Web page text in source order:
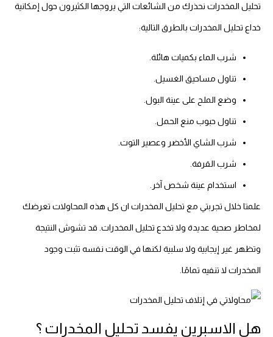
تحليل المخدرات نحذرك من الشائعات التي يروجها الكثيرون حول إمكانية
خداع تحليل المخدرات بالطرق التالية:
شرب الماء بكميات هائلة.
تناول مساحيق الغسيل.
وضع الملح على عينة البول.
تناول حبوب منع الحمل.
شرب الشاي الأخضر وعصير التوت.
شرب القرفة.
استخدام عينة شخص آخر.
علمتا خلال تجربتي مع تحليل المخدرات ان كل هذه المحاولات تعرضك
لمخاطر صحية عديدة ولا تخدع تحليل المخدرات. قد تشوش النتيجة
وتظهر غير إيجابية ولا سلبية لكنها في الوقت نفسه تثبت وجود
المخدرات لا تنفيه تمامًا.
هل الاسبرين يفسد تحليل المخدرات ؟